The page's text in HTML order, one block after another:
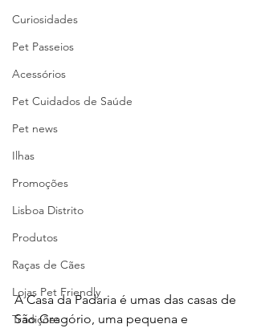
Curiosidades
Pet Passeios
Acessórios
Pet Cuidados de Saúde
Pet news
Ilhas
Promoções
Lisboa Distrito
Produtos
Raças de Cães
Lojas Pet Friendly
Tradições
A Casa da Padaria é umas das casas de
São Gregório, uma pequena e